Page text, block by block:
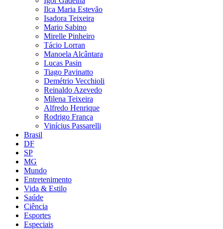
Ilca Maria Estevão
Isadora Teixeira
Mario Sabino
Mirelle Pinheiro
Tácio Lorran
Manoela Alcântara
Lucas Pasin
Tiago Pavinatto
Demétrio Vecchioli
Reinaldo Azevedo
Milena Teixeira
Alfredo Henrique
Rodrigo França
Vinícius Passarelli
Brasil
DF
SP
MG
Mundo
Entretenimento
Vida & Estilo
Saúde
Ciência
Esportes
Especiais